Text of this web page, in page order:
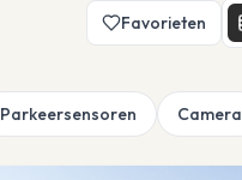
Favorieten
Parkeersensoren Camera